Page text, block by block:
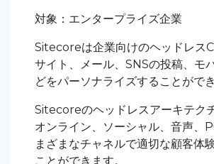
対象：エンタープライズ企業
Sitecoreは企業向けのヘッドレス
サイト、メール、SNSの投稿、モ
どをパーソナライズすることができ
Sitecoreのヘッドレスアーキテク
オンライン、ソーシャル、音声、
まざまなチャネルで適切な顧客体
ことができます。